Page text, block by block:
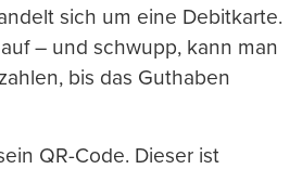
sich um eine Debitkarte.
– und schwupp, kann man
bis das Guthaben
QR-Code. Dieser ist